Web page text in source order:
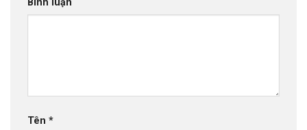
Bình luận
Tên *